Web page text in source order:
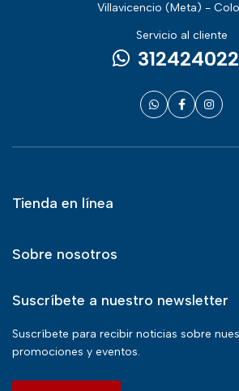
Villavicencio (Meta) -
Servicio al cliente
Tienda en línea
Sobre nosotros
Suscríbete a nuestro newsletter
Suscríbete para recibir noticias sobre
promociones y eventos.